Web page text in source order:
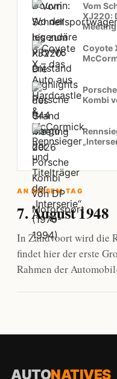
Vom
XJ220:
Coyote
Kombi
AN DIESEM TAG
7. August 1948
In Zandvoort wird die
findet hier der erste
Rahmen der
AUTONATIVES